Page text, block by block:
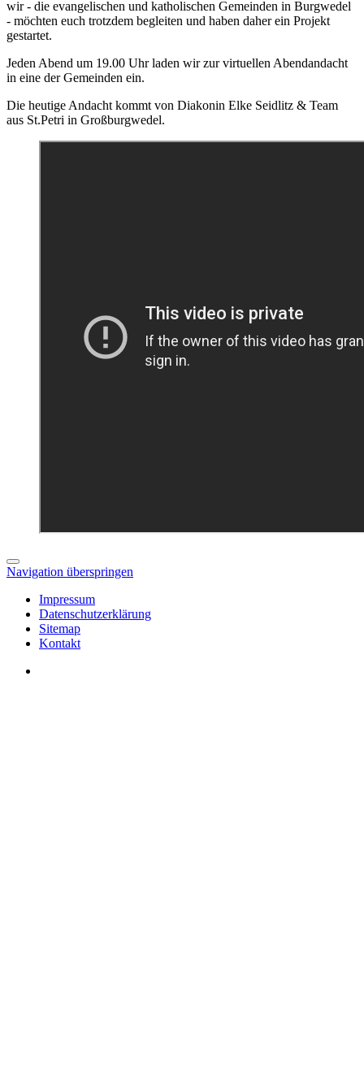
wir - die evangelischen und katholischen Gemeinden in Burgwedel
- möchten euch trotzdem begleiten und haben daher ein Projekt
gestartet.
Jeden Abend um 19.00 Uhr laden wir zur virtuellen Abendandacht
in eine der Gemeinden ein.
Die heutige Andacht kommt von Diakonin Elke Seidlitz & Team
aus St.Petri in Großburgwedel.
Navigation überspringen
Impressum
Datenschutzerklärung
Sitemap
Kontakt